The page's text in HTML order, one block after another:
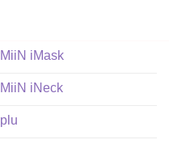
MiiN iMask
MiiN iNeck
plu